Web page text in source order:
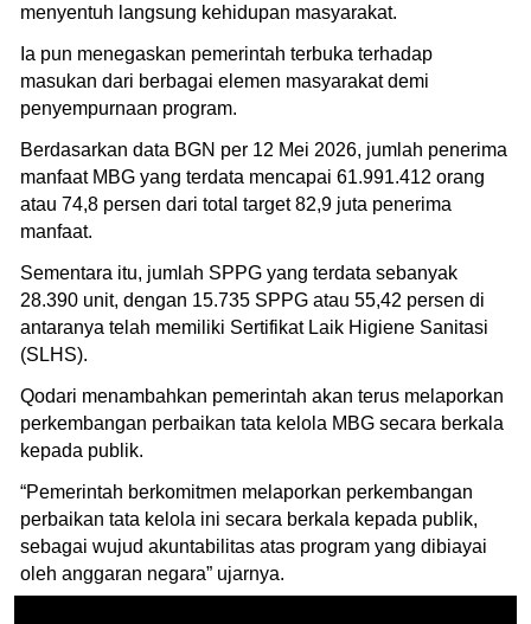
menyentuh langsung kehidupan masyarakat.
Ia pun menegaskan pemerintah terbuka terhadap
masukan dari berbagai elemen masyarakat demi
penyempurnaan program.
Berdasarkan data BGN per 12 Mei 2026, jumlah penerima
manfaat MBG yang terdata mencapai 61.991.412 orang
atau 74,8 persen dari total target 82,9 juta penerima
manfaat.
Sementara itu, jumlah SPPG yang terdata sebanyak
28.390 unit, dengan 15.735 SPPG atau 55,42 persen di
antaranya telah memiliki Sertifikat Laik Higiene Sanitasi
(SLHS).
Qodari menambahkan pemerintah akan terus melaporkan
perkembangan perbaikan tata kelola MBG secara berkala
kepada publik.
“Pemerintah berkomitmen melaporkan perkembangan
perbaikan tata kelola ini secara berkala kepada publik,
sebagai wujud akuntabilitas atas program yang dibiayai
oleh anggaran negara” ujarnya.